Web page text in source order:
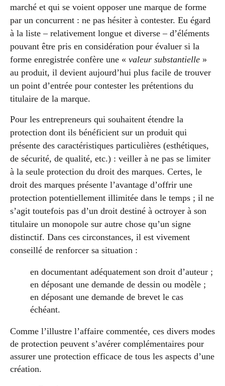
marché et qui se voient opposer une marque de forme
par un concurrent : ne pas hésiter à contester. Eu égard
à la liste – relativement longue et diverse – d’éléments
pouvant être pris en considération pour évaluer si la
forme enregistrée confère une « valeur substantielle »
au produit, il devient aujourd’hui plus facile de trouver
un point d’entrée pour contester les prétentions du
titulaire de la marque.
Pour les entrepreneurs qui souhaitent étendre la
protection dont ils bénéficient sur un produit qui
présente des caractéristiques particulières (esthétiques,
de sécurité, de qualité, etc.) : veiller à ne pas se limiter
à la seule protection du droit des marques. Certes, le
droit des marques présente l’avantage d’offrir une
protection potentiellement illimitée dans le temps ; il ne
s’agit toutefois pas d’un droit destiné à octroyer à son
titulaire un monopole sur autre chose qu’un signe
distinctif. Dans ces circonstances, il est vivement
conseillé de renforcer sa situation :
en documentant adéquatement son droit d’auteur ;
en déposant une demande de dessin ou modèle ;
en déposant une demande de brevet le cas
échéant.
Comme l’illustre l’affaire commentée, ces divers modes
de protection peuvent s’avérer complémentaires pour
assurer une protection efficace de tous les aspects d’une
création.